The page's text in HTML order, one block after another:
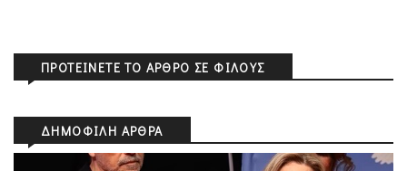
ΠΡΟΤΕΊΝΕΤΕ ΤΟ ΆΡΘΡΟ ΣΕ ΦΊΛΟΥΣ
ΔΗΜΟΦΙΛΉ ΆΡΘΡΑ